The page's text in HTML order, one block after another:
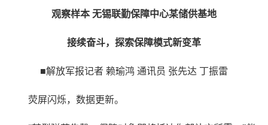
观察样本 无锡联勤保障中心某储供基地
接续奋斗，探索保障模式新变革
■解放军报记者 赖瑜鸿 通讯员 张先达 丁振雷
荧屏闪烁，数据更新。